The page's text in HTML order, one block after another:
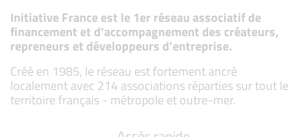
Initiative France est le 1er réseau associatif de
financement et d’accompagnement des créateurs,
repreneurs et développeurs d’entreprise.
Créé en 1985, le réseau est fortement ancré
localement avec 214 associations réparties sur tout le
territoire français - métropole et outre-mer.